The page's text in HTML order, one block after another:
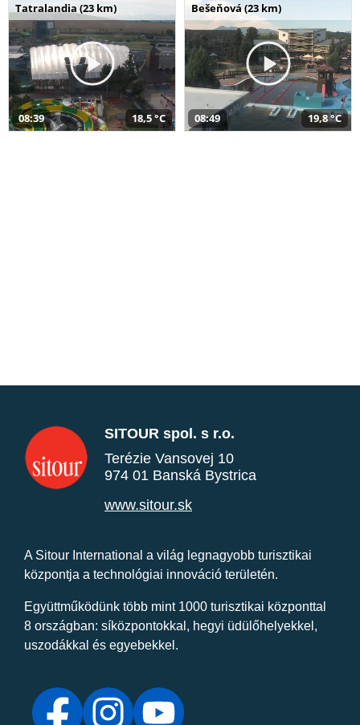
Tatralandia (23 km)
08:39 18,5 °C
Bešeňová (23 km)
08:49 19,8 °C
SITOUR spol. s r.o.
Terézie Vansovej 10
974 01 Banská Bystrica
www.sitour.sk
A Sitour International a világ legnagyobb turisztikai
központja a technológiai innováció területén.
Együttműködünk több mint 1000 turisztikai központtal
8 országban: síközpontokkal, hegyi üdülőhelyekkel,
uszodákkal és egyebekkel.